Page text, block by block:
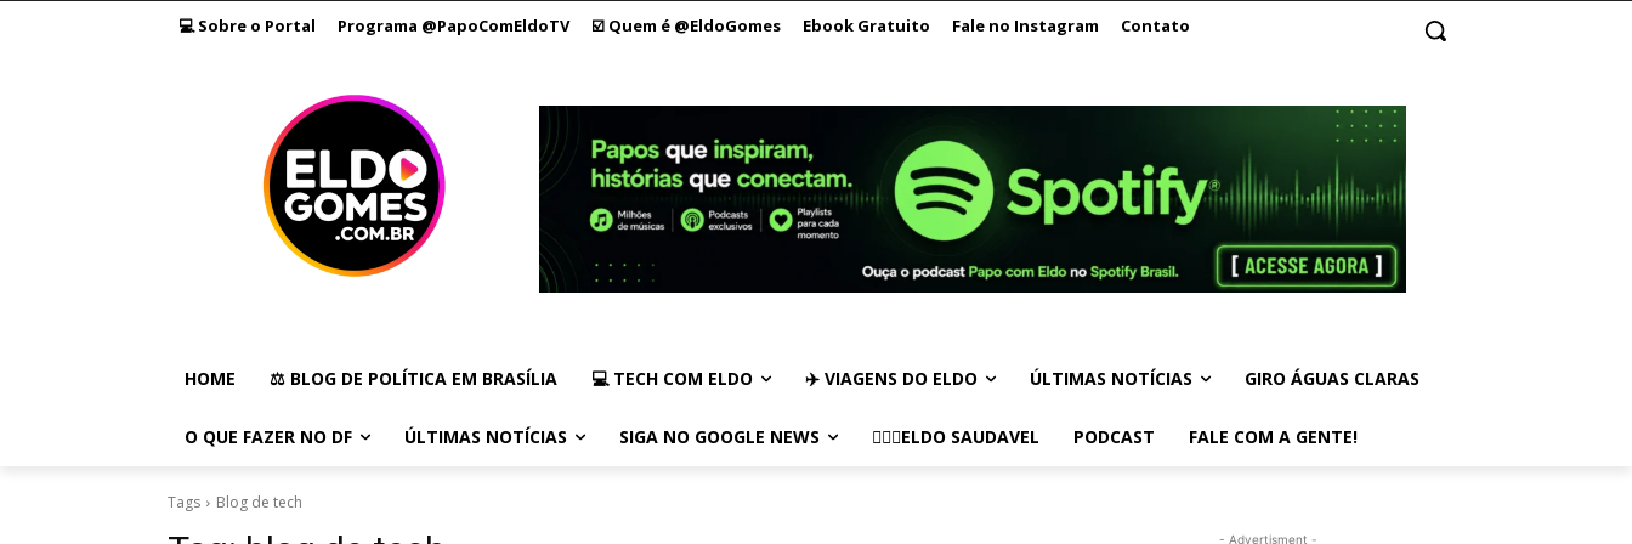
💻 Sobre o Portal Programa @PapoComEldoTV ☑️ Quem é @EldoGomes Ebook Gratuito Fale no Instagram Contato
HOME ⚖️ BLOG DE POLÍTICA EM BRASÍLIA 💻 TECH COM ELDO ✈️ VIAGENS DO ELDO ÚLTIMAS NOTÍCIAS GIRO ÁGUAS CLARAS
O QUE FAZER NO DF ÚLTIMAS NOTÍCIAS SIGA NO GOOGLE NEWS 🏃🏻‍♂️ELDO SAUDAVEL PODCAST FALE COM A GENTE!
Tags Blog de tech
- Advertisment -